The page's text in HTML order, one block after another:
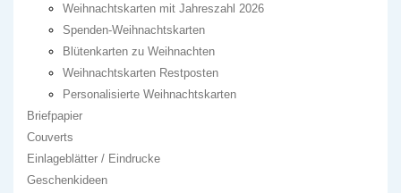
Weihnachtskarten mit Jahreszahl 2026
Spenden-Weihnachtskarten
Blütenkarten zu Weihnachten
Weihnachtskarten Restposten
Personalisierte Weihnachtskarten
Briefpapier
Couverts
Einlageblätter / Eindrucke
Geschenkideen